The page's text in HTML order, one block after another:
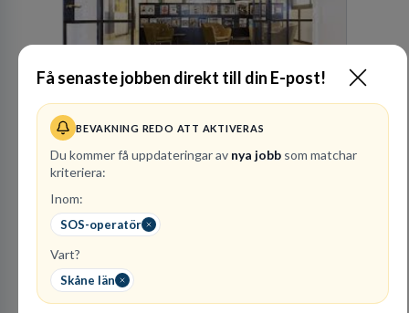
Få senaste jobben direkt till din E-post!
BEVAKNING REDO ATT AKTIVERAS
Du kommer få uppdateringar av nya jobb som matchar
kriteriera:
Inom:
SOS-operatör
Vart?
Skåne län
Kommuninvest
KOMMUNFINANSIERING
1lediga jobb
företräder den kommunala sektorn i